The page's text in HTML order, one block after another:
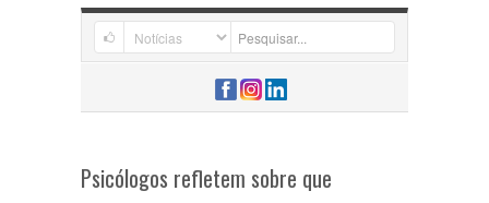
Psicólogos refletem sobre que